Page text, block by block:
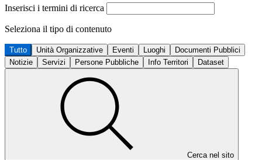
Inserisci i termini di ricerca
Seleziona il tipo di contenuto
Tutto Unità Organizzative Eventi Luoghi
Documenti Pubblici
Notizie
Servizi Persone Pubbliche Info Territori Dataset
Cerca nel sito